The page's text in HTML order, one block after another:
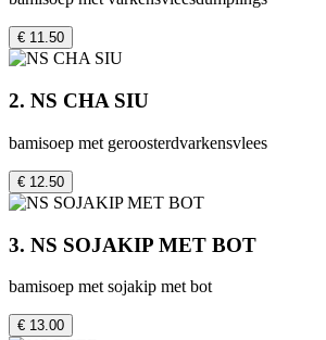
€ 11.50
2. NS CHA SIU
bamisoep met geroosterdvarkensvlees
€ 12.50
3. NS SOJAKIP MET BOT
bamisoep met sojakip met bot
€ 13.00